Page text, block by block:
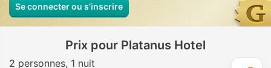
Se connecter ou s’inscrire
Prix pour Platanus Hotel
2 personnes 1 nuit